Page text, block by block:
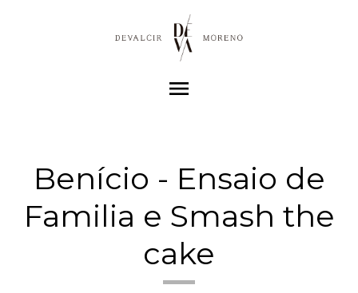
menu
Benício - Ensaio de
Familia e Smash the
cake